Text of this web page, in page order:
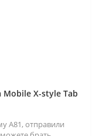
X-style Tab
А81, отправили